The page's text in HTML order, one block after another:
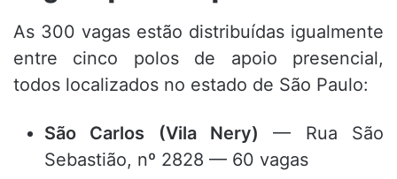
As 300 vagas estão distribuídas igualmente
entre cinco polos de apoio presencial,
todos localizados no estado de São Paulo:
São Carlos (Vila Nery) — Rua São
Sebastião, nº 2828 — 60 vagas